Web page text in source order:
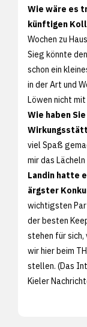
Wie wäre es
künftigen
Wochen zu
Sieg könnte
schon ein
in der Art und
Löwen nicht
Wie haben
viel Spaß
mir das
Landin hatte
ärgster
wichtigsten
der besten
stehen für sich,
wir hier beim
stellen. (Das
Kieler